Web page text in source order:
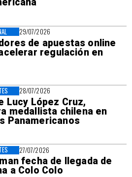
29/07/2026
de apuestas online
regulación en
28/07/2026
Lucy López Cruz,
medallista chilena en
Panamericanos
27/07/2026
fecha de llegada de
a Colo Colo